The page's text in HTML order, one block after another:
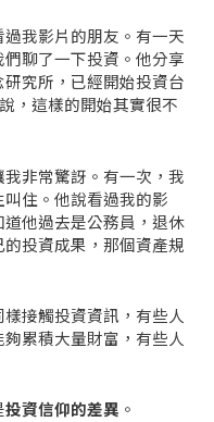
我影片的朋友。有一天
聊了一下投資。他分享
究所，已經開始投資台
，這樣的開始其實很不
非常驚訝。有一次，我
住。他說看過我的影
他過去是公務員，退休
投資成果，那個資產規
接觸投資資訊，有些人
累積大量財富，有些人
投資信仰的差異 。